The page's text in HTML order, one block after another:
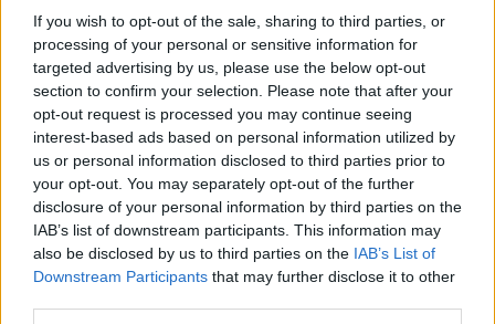
If you wish to opt-out of the sale, sharing to third parties, or
processing of your personal or sensitive information for
targeted advertising by us, please use the below opt-out
section to confirm your selection. Please note that after your
opt-out request is processed you may continue seeing
interest-based ads based on personal information utilized by
us or personal information disclosed to third parties prior to
your opt-out. You may separately opt-out of the further
disclosure of your personal information by third parties on the
IAB’s list of downstream participants. This information may
also be disclosed by us to third parties on the IAB’s List of
Downstream Participants that may further disclose it to other
Το μήνυμά της έχει ως εξής:
«Με λένεMartine Mireille Ponchard, είμαι μια
άτεκνη χήρα. Αυτή τη στιγμή πάσχω από έναν
καρκίνο που έχει εξελιχθεί και που θέλει να
με καταδικάσει σε βέβαιο θάνατο. Ο
θεράπων ιατρός μου, επιβεβαίωσε ότι οι
μέρες ζωής μου είναι πλέον μετρημένες.
Εχω 555.000 € τοποθετημένα στον
τραπεζικό μου λογαριασμό που θέλω να τα
προσφέρω σε έναν τίμιο, ταπεινό, διακριτικό